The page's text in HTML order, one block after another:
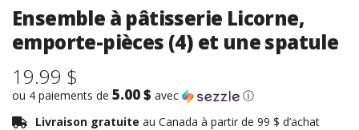
Ensemble à pâtisserie Licorne,
emporte-pièces (4) et une spatule
19.99 $
ou 4 paiements de 5.00 $ avec
ⓘ
Livraison gratuite au Canada à partir de 99 $ d’achat